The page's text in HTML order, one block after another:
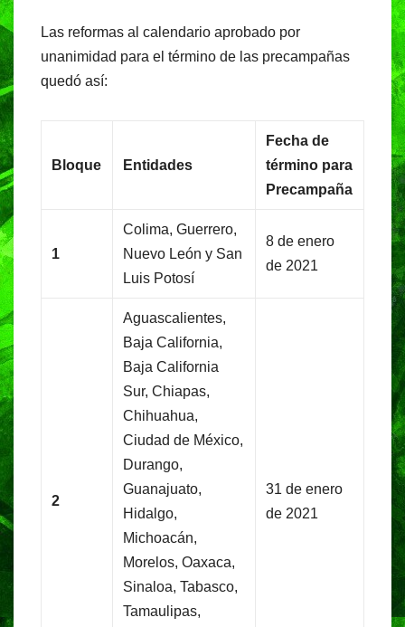
Las reformas al calendario aprobado por
unanimidad para el término de las precampañas
quedó así:
Bloque Entidades
Fecha de
término para
Precampaña
1
Colima, Guerrero,
Nuevo León y San
Luis Potosí
8 de enero
de 2021
2
Aguascalientes,
Baja California,
Baja California
Sur, Chiapas,
Chihuahua,
Ciudad de México,
Durango,
Guanajuato,
Hidalgo,
Michoacán,
Morelos, Oaxaca,
Sinaloa, Tabasco,
Tamaulipas,
31 de enero
de 2021